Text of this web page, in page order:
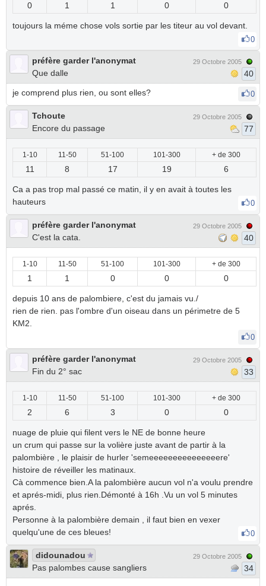
0 1 1 0 0
toujours la méme chose vols sortie par les titeur au vol devant.
0
préfère garder l'anonymat
Que dalle
29 Octobre 2005
40
je comprend plus rien, ou sont elles?
0
Tchoute
Encore du passage
29 Octobre 2005
77
1-10 11-50 51-100 101-300 + de 300
11 8 17 19 6
Ca a pas trop mal passé ce matin, il y en avait à toutes les
hauteurs
0
préfère garder l'anonymat
C'est la cata.
29 Octobre 2005
40
1-10 11-50 51-100 101-300 + de 300
1 1 0 0 0
depuis 10 ans de palombiere, c'est du jamais vu./
rien de rien. pas l'ombre d'un oiseau dans un périmetre de 5
KM2.
0
préfère garder l'anonymat
Fin du 2° sac
29 Octobre 2005
33
1-10 11-50 51-100 101-300 + de 300
2 6 3 0 0
nuage de pluie qui filent vers le NE de bonne heure
un crum qui passe sur la volière juste avant de partir à la
palombière , le plaisir de hurler 'semeeeeeeeeeeeeeeere'
histoire de réveiller les matinaux.
Cà commence bien.A la palombière aucun vol n'a voulu prendre
et aprés-midi, plus rien.Démonté à 16h .Vu un vol 5 minutes
aprés.
Personne à la palombière demain , il faut bien en vexer
quelqu'une de ces bleues!
0
didounadou
Pas palombes cause sangliers
29 Octobre 2005
34